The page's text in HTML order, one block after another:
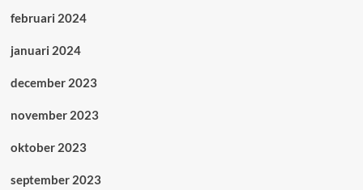
februari 2024
januari 2024
december 2023
november 2023
oktober 2023
september 2023